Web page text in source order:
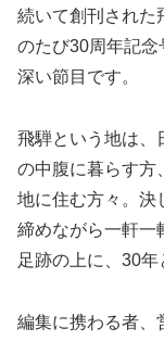
続いて創刊された
のたび30周年記
深い節目です。
飛騨という地は、
の中腹に暮らす方
地に住む方々。決
締めながら一軒一
足跡の上に、30年
編集に携わる者、